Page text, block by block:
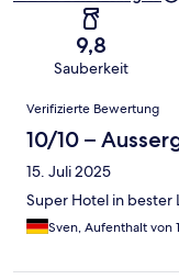
9,8
Sauberkeit
Bewertungen
Verifizierte Bewertung
10/10 –
15. Juli 2025
Super Hotel in bester
Sven, Aufenthalt von